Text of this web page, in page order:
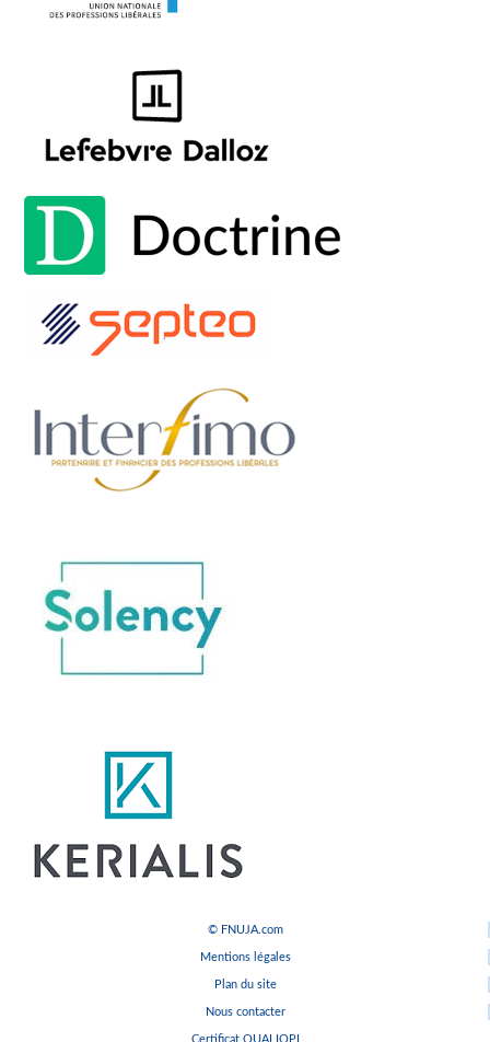
© FNUJA.com
Mentions légales
Plan du site
Nous contacter
Certificat QUALIOPI